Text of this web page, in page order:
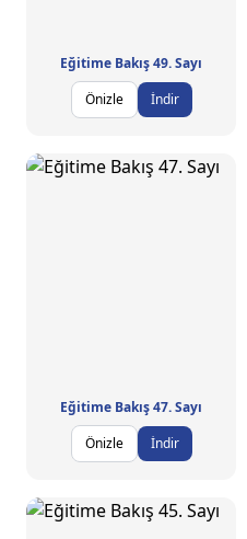
Eğitime Bakış 49. Sayı
Önizle
İndir
Eğitime Bakış 47. Sayı
Önizle
İndir